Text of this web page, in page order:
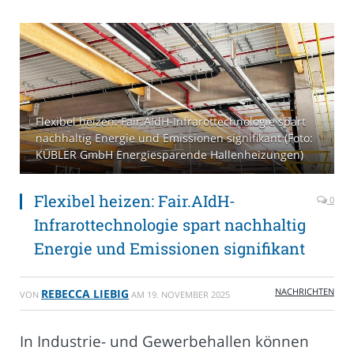
Flexibel heizen: Fair.AIdH-Infrarottechnologie spart
nachhaltig Energie und Emissionen signifikant (Foto:
KÜBLER GmbH Energiesparende Hallenheizungen)
Flexibel heizen: Fair.AIdH-
Infrarottechnologie spart nachhaltig
Energie und Emissionen signifikant
0
VON REBECCA LIEBIG AM 19. NOVEMBER 2025 NACHRICHTEN
In Industrie- und Gewerbehallen können